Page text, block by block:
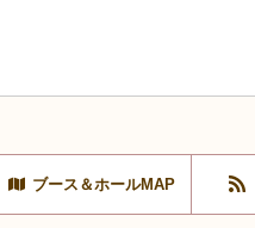
ブース＆ホールMAP